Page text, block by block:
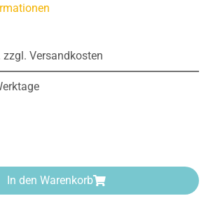
Versandkosten
Gib den gewünschten
In den Warenkorb